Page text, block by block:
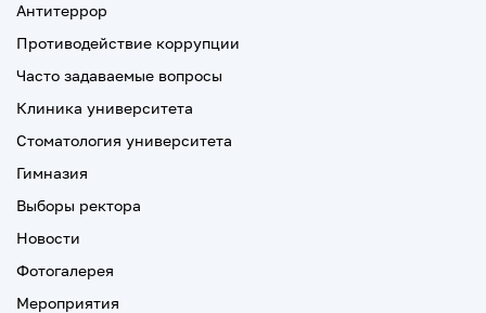
Антитеррор
Противодействие коррупции
Часто задаваемые вопросы
Клиника университета
Стоматология университета
Гимназия
Выборы ректора
Новости
Фотогалерея
Мероприятия